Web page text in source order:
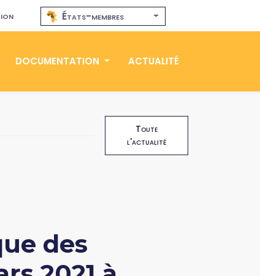
États-membres
DOCUMENTATION ACTUALITÉ
Toute
l'actualité
des